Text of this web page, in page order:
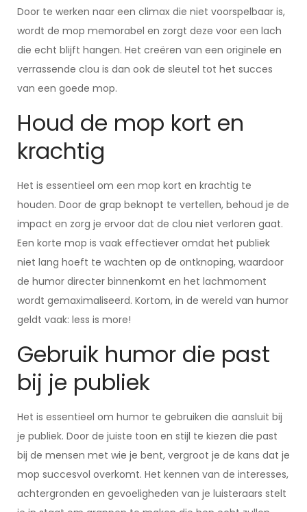
Door te werken naar een climax die niet voorspelbaar is,
wordt de mop memorabel en zorgt deze voor een lach
die echt blijft hangen. Het creëren van een originele en
verrassende clou is dan ook de sleutel tot het succes
van een goede mop.
Houd de mop kort en
krachtig
Het is essentieel om een mop kort en krachtig te
houden. Door de grap beknopt te vertellen, behoud je de
impact en zorg je ervoor dat de clou niet verloren gaat.
Een korte mop is vaak effectiever omdat het publiek
niet lang hoeft te wachten op de ontknoping, waardoor
de humor directer binnenkomt en het lachmoment
wordt gemaximaliseerd. Kortom, in de wereld van humor
geldt vaak: less is more!
Gebruik humor die past
bij je publiek
Het is essentieel om humor te gebruiken die aansluit bij
je publiek. Door de juiste toon en stijl te kiezen die past
bij de mensen met wie je bent, vergroot je de kans dat je
mop succesvol overkomt. Het kennen van de interesses,
achtergronden en gevoeligheden van je luisteraars stelt